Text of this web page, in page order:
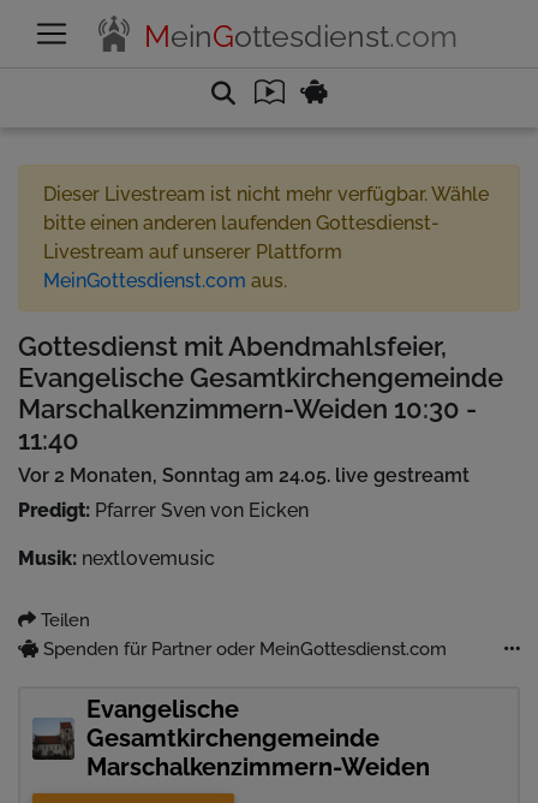
MeinGottesdienst.com
Dieser Livestream ist nicht mehr verfügbar. Wähle
bitte einen anderen laufenden Gottesdienst-
Livestream auf unserer Plattform
MeinGottesdienst.com aus.
Gottesdienst mit Abendmahlsfeier,
Evangelische Gesamtkirchengemeinde
Marschalkenzimmern-Weiden 10:30 -
11:40
Vor 2 Monaten, Sonntag am 24.05. live gestreamt
Predigt: Pfarrer Sven von Eicken
Musik: nextlovemusic
Teilen
Spenden für Partner oder MeinGottesdienst.com
Evangelische
Gesamtkirchengemeinde
Marschalkenzimmern-Weiden